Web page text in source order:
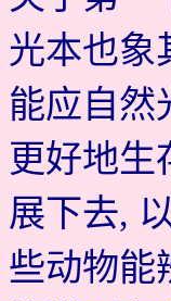
光本也象
能应自然
更好地
展下去,
些动物能